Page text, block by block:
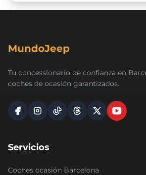
MundoJeep
Tu concessionario de confianza en
coches de ocasión garantizados.
Servicios
Coches ocasión Barcelona